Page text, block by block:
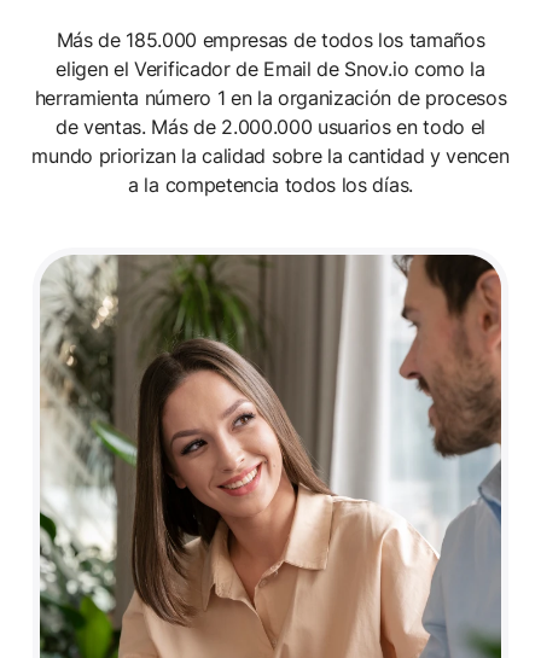
Más de 185.000 empresas de todos los tamaños
eligen el Verificador de Email de Snov.io como la
herramienta número 1 en la organización de procesos
de ventas. Más de 2.000.000 usuarios en todo el
mundo priorizan la calidad sobre la cantidad y vencen
a la competencia todos los días.